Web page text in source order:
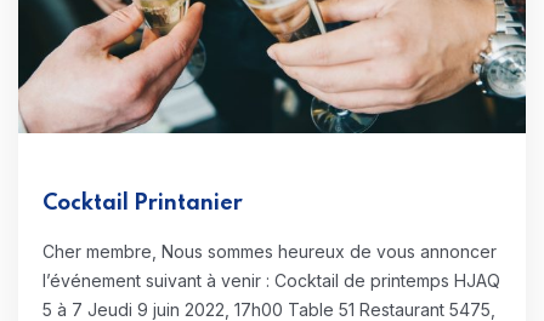
Cocktail Printanier
Cher membre, Nous sommes heureux de vous annoncer
l’événement suivant à venir : Cocktail de printemps HJAQ
5 à 7 Jeudi 9 juin 2022, 17h00 Table 51 Restaurant 5475,